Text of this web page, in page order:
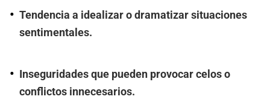
Tendencia a idealizar o dramatizar situaciones
sentimentales.
Inseguridades que pueden provocar celos o
conflictos innecesarios.